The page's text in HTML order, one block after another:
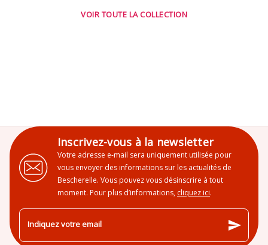
VOIR TOUTE LA COLLECTION
Inscrivez-vous à la newsletter
Votre adresse e-mail sera uniquement utilisée pour
vous envoyer des informations sur les actualités de
Bescherelle. Vous pouvez vous désinscrire à tout
moment. Pour plus d’informations, cliquez ici.
Indiquez votre email send